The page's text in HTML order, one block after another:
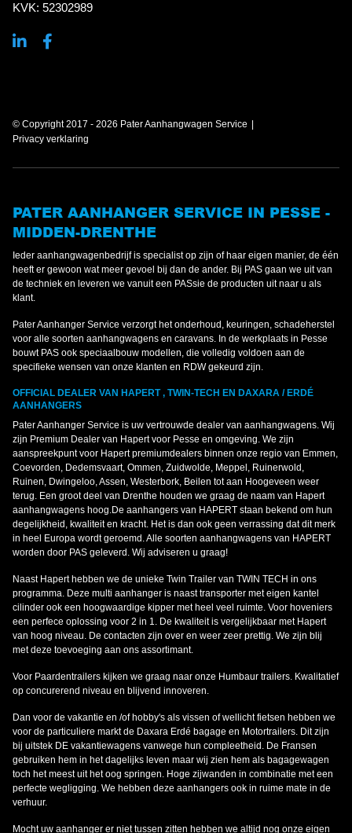
KVK: 52302989
© Copyright 2017 - 2026 Pater Aanhangwagen Service
Privacy verklaring
PATER AANHANGER SERVICE IN PESSE -
MIDDEN-DRENTHE
Ieder aanhangwagenbedrijf is specialist op zijn of haar eigen manier, de één
heeft er gewoon wat meer gevoel bij dan de ander. Bij PAS gaan we uit van
de techniek en leveren we vanuit een PASsie de producten uit naar u als
klant.
Pater Aanhanger Service verzorgt het onderhoud, keuringen, schadeherstel
voor alle soorten aanhangwagens en caravans. In de werkplaats in Pesse
bouwt PAS ook speciaalbouw modellen, die volledig voldoen aan de
specifieke wensen van onze klanten en RDW gekeurd zijn.
OFFICIAL DEALER VAN HAPERT , TWIN-TECH EN DAXARA / ERDÉ
AANHANGERS
Pater Aanhanger Service is uw vertrouwde dealer van aanhangwagens. Wij
zijn Premium Dealer van Hapert voor Pesse en omgeving. We zijn
aanspreekpunt voor Hapert premiumdealers binnen onze regio van Emmen,
Coevorden, Dedemsvaart, Ommen, Zuidwolde, Meppel, Ruinerwold,
Ruinen, Dwingeloo, Assen, Westerbork, Beilen tot aan Hoogeveen weer
terug. Een groot deel van Drenthe houden we graag de naam van Hapert
aanhangwagens hoog.De aanhangers van HAPERT staan bekend om hun
degelijkheid, kwaliteit en kracht. Het is dan ook geen verrassing dat dit merk
in heel Europa wordt geroemd. Alle soorten aanhangwagens van HAPERT
worden door PAS geleverd. Wij adviseren u graag!
Naast Hapert hebben we de unieke Twin Trailer van TWIN TECH in ons
programma. Deze multi aanhanger is naast transporter met eigen kantel
cilinder ook een hoogwaardige kipper met heel veel ruimte. Voor hoveniers
een perfece oplossing voor 2 in 1. De kwaliteit is vergelijkbaar met Hapert
van hoog niveau. De contacten zijn over en weer zeer prettig. We zijn blij
met deze toevoeging aan ons assortimant.
Voor Paardentrailers kijken we graag naar onze Humbaur trailers. Kwalitatief
op concurerend niveau en blijvend innoveren.
Dan voor de vakantie en /of hobby's als vissen of wellicht fietsen hebben we
voor de particuliere markt de Daxara Erdé bagage en Motortrailers. Dit zijn
bij uitstek DE vakantiewagens vanwege hun compleetheid. De Fransen
gebruiken hem in het dagelijks leven maar wij zien hem als bagagewagen
toch het meest uit het oog springen. Hoge zijwanden in combinatie met een
perfecte wegligging. We hebben deze aanhangers ook in ruime mate in de
verhuur.
Mocht uw aanhanger er niet tussen zitten hebben we altijd nog onze eigen